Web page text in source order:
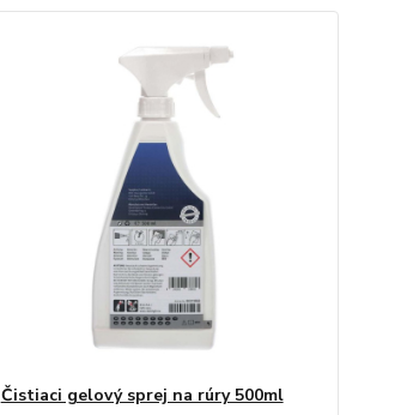
Čistiaci gelový sprej na rúry 500ml